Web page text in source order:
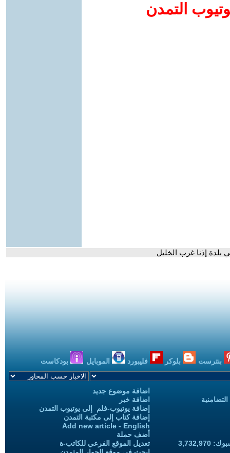
التمدن
إذنا غرب الخليل
بنترست بلوكر فليبورد الموبايل بودكاست
اضافة موضوع جديد
اضافة خبر
إضافة يوتيوب-فلم إلى يوتيوب التمدن
إضافة كتاب إلى مكتبة التمدن
Add new article - English
أضف حملة
تعديل الموقع الفرعي للكاتب-ة